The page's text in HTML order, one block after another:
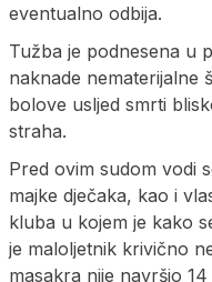
eventualno odbija.
Tužba je podnesena u
naknade nematerijalne
bolove usljed smrti
straha.
Pred ovim sudom vodi
majke dječaka, kao i
kluba u kojem je kako
je maloljetnik krivično
masakra nije navršio